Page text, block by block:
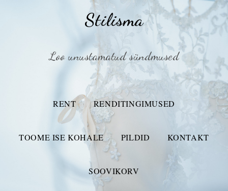
Stilisma
Loo unustamatud sündmused
RENT RENDITINGIMUSED
TOOME ISE KOHALE PILDID KONTAKT
SOOVIKORV